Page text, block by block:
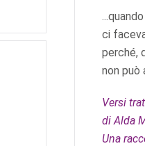
ci
perché,
non può
Versi
di Alda
Una